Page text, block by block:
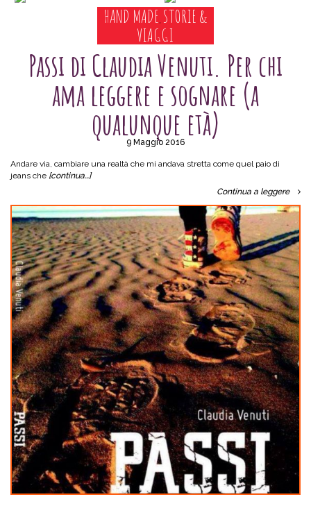
HAND MADE , STORIE &
VIAGGI
Passi di Claudia Venuti. Per chi
ama leggere e sognare (a
qualunque età)
9 Maggio 2016
Andare via, cambiare una realtà che mi andava stretta come quel paio di
jeans che [continua…]
Continua a leggere